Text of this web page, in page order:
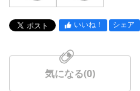
いいね！ シェア
気になる(0)